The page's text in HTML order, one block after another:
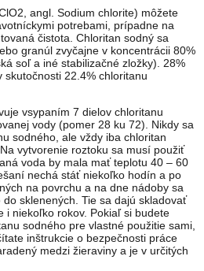
angl. Sodium chlorite) môžete
potrebami, prípadne na
čistota. Chloritan sodný sa
granúl zvyčajne v koncentrácii 80%
soľ a iné stabilizačné zložky). 28%
22.4% chloritanu
vsypaním 7 dielov chloritanu
vody (pomer 28 ku 72). Nikdy sa
sodného, ale vždy iba chloritan
vytvorenie roztoku sa musí použiť
voda by mala mať teplotu 40 – 60
nechá stáť niekoľko hodín a po
na povrchu a na dne nádoby sa
sklenených. Tie sa dajú skladovať
i niekoľko rokov. Pokiaľ si budete
sodného pre vlastné použitie sami,
inštrukcie o bezpečnosti práce
medzi žieraviny a je v určitých